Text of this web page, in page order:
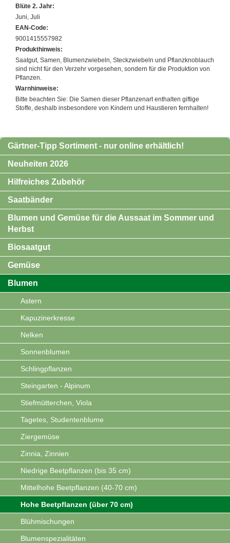
Blüte 2. Jahr:
Juni, Juli
EAN-Code:
9001415557982
Produkthinweis:
Saatgut, Samen, Blumenzwiebeln, Steckzwiebeln und Pflanzknoblauch
sind nicht für den Verzehr vorgesehen, sondern für die Produktion von
Pflanzen.
Warnhinweise:
Bitte beachten Sie: Die Samen dieser Pflanzenart enthalten giftige
Stoffe, deshalb insbesondere von Kindern und Haustieren fernhalten!
Gärtner-Tipp Sortiment - nur online erhältlich!
Neuheiten 2026
Hilfreiches Zubehör
Saatbänder
Blumen und Gemüse für die Aussaat im Sommer und
Herbst
Biosaatgut
Gemüse
Blumen
Astern
Kapuzinerkresse
Nelken
Sonnenblumen
Schlingpflanzen
Steingarten - Alpinum
Stiefmütterchen, Viola
Tagetes, Studentenblume
Ziergemüse
Zinnia, Zinnien
Niedrige Beetpflanzen (bis 35 cm)
Mittelhohe Beetpflanzen (40-70 cm)
Hohe Beetpflanzen (über 70 cm)
Blühmischungen
Blumenspezialitäten